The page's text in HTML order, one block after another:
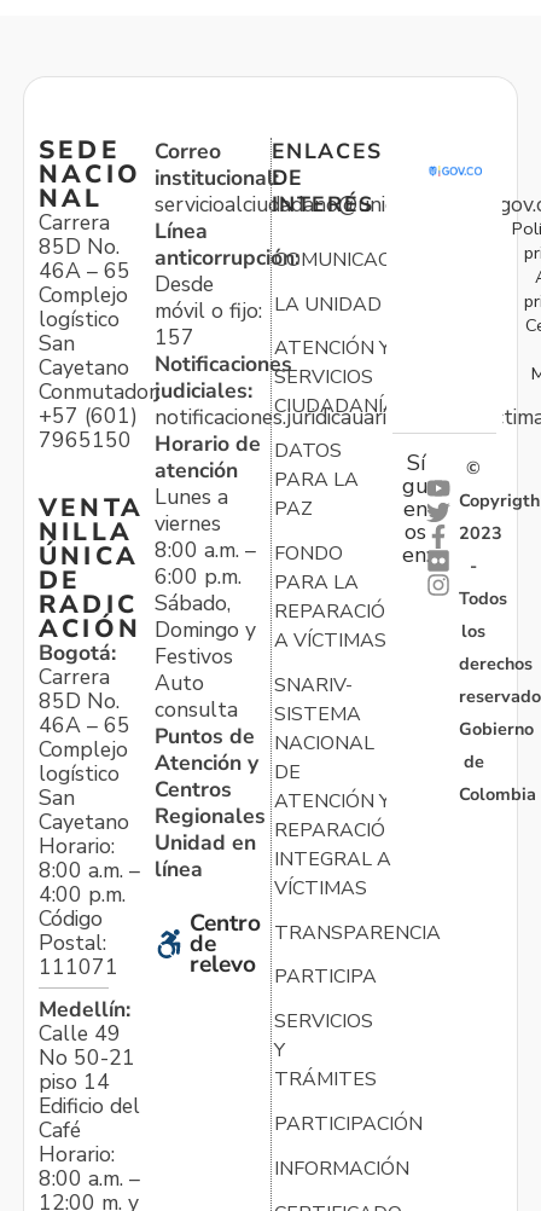
SEDE
NACIO
NAL
Carrera
85D No.
46A – 65
Complejo
logístico
San
Cayetano
Conmutador:
+57 (601)
7965150
VENTA
NILLA
ÚNICA
DE
RADIC
ACIÓN
Bogotá:
Carrera
85D No.
46A – 65
Complejo
logístico
San
Cayetano
Horario:
8:00 a.m. –
4:00 p.m.
Código
Postal:
111071
Medellín:
Calle 49
No 50-21
piso 14
Edificio del
Café
Horario:
8:00 a.m. –
12:00 m. y
Correo
institucional:
Línea
anticorrupción:
Desde
móvil o fijo:
157
Notificaciones
judiciales:
Horario de
atención
Lunes a
viernes
8:00 a.m. –
6:00 p.m.
Sábado,
Domingo y
Festivos
Auto
consulta
Puntos de
Atención y
Centros
Regionales
Unidad en
línea
Centro
de
relevo
ENLACES
DE
INTERÉS
COMUNICACIONES
LA UNIDAD
ATENCIÓN Y
SERVICIOS
CIUDADANÍA
DATOS
PARA LA
PAZ
FONDO
PARA LA
REPARACIÓN
A VÍCTIMAS
SNARIV-
SISTEMA
NACIONAL
DE
ATENCIÓN Y
REPARACIÓN
INTEGRAL A
VÍCTIMAS
TRANSPARENCIA
PARTICIPA
SERVICIOS
Y
TRÁMITES
PARTICIPACIÓN
INFORMACIÓN
Sí
gu
en
os
en:
©
Copyrigth
2023
-
Todos
los
derechos
Gobierno
de
Colombia